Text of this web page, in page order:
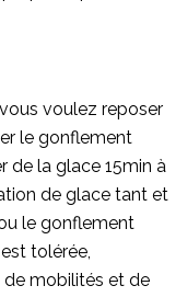
voulez reposer
le gonflement
de la glace 15min à
de glace tant et
le gonflement
tolérée,
de mobilités et de